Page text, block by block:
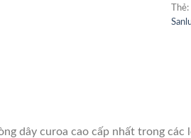
Thẻ:
dây curoa cao cấp nhất trong